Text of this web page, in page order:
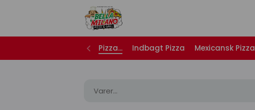
Pizza... Indbagt Pizza Mexicansk Pizza